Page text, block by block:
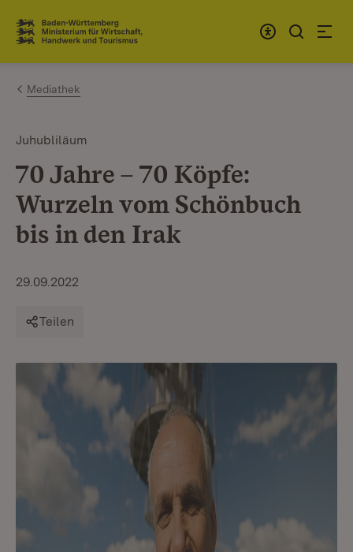
Zum Inhalt springen
Link zur Startseite
Mediathek
Juhubliläum
70 Jahre – 70 Köpfe:
Wurzeln vom Schönbuch
bis in den Irak
29.09.2022
Teilen